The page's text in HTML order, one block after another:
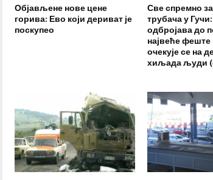
Објављене нове цене
горива: Ево који дериват је
поскупео
Све спремно
трубача у
одбројава до
највеће феште
очекује се на
хиљада људи